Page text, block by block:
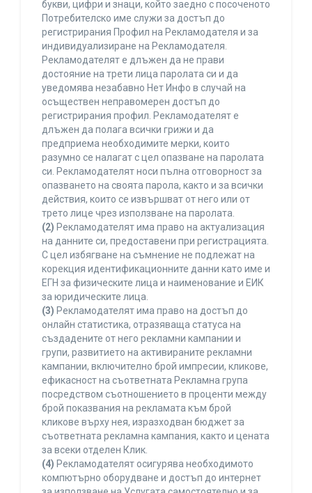
букви, цифри и знаци, който заедно с посоченото
Потребителско име служи за достъп до
регистрирания Профил на Рекламодателя и за
индивидуализиране на Рекламодателя.
Рекламодателят е длъжен да не прави
достояние на трети лица паролата си и да
уведомява незабавно Нет Инфо в случай на
осъществен неправомерен достъп до
регистрирания профил. Рекламодателят е
длъжен да полага всички грижи и да
предприема необходимите мерки, които
разумно се налагат с цел опазване на паролата
си. Рекламодателят носи пълна отговорност за
опазването на своята парола, както и за всички
действия, които се извършват от него или от
трето лице чрез използване на паролата.
(2) Рекламодателят има право на актуализация
на данните си, предоставени при регистрацията.
С цел избягване на съмнение не подлежат на
корекция идентификационните данни като име и
ЕГН за физическите лица и наименование и ЕИК
за юридическите лица.
(3) Рекламодателят има право на достъп до
онлайн статистика, отразяваща статуса на
създадените от него рекламни кампании и
групи, развитието на активираните рекламни
кампании, включително брой импресии, кликове,
ефикасност на съответната Рекламна група
посредством съотношението в проценти между
брой показвания на рекламата към брой
кликове върху нея, изразходван бюджет за
съответната рекламна кампания, както и цената
за всеки отделен Клик.
(4) Рекламодателят осигурява необходимото
компютърно оборудване и достъп до интернет